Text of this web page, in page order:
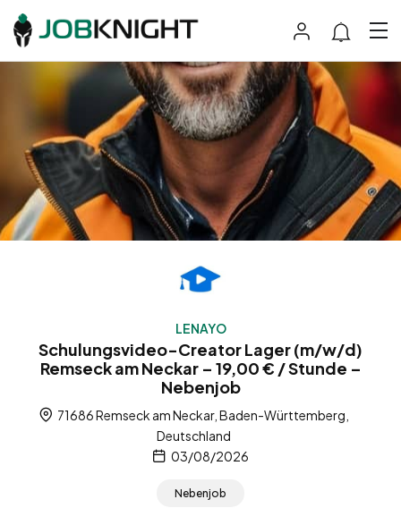
LENAYO
Schulungsvideo-Creator Lager (m/w/d)
Remseck am Neckar – 19,00 € / Stunde –
Nebenjob
71686 Remseck am Neckar, Baden-Württemberg,
Deutschland
03/08/2026
Nebenjob